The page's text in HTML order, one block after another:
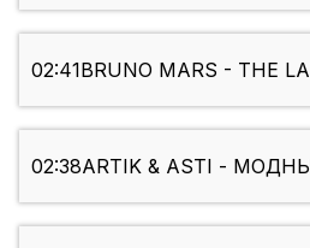
02:41BRUNO MARS - THE
02:38ARTIK & ASTI -